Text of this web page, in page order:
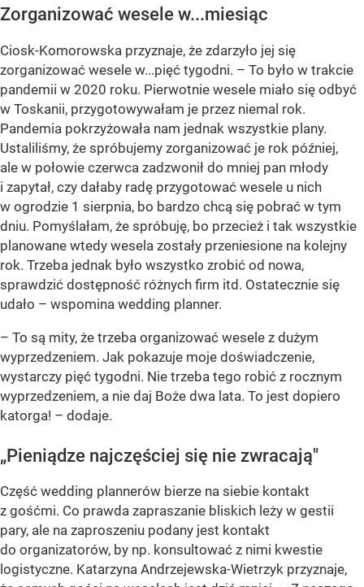
Zorganizować wesele w...miesiąc
Ciosk-Komorowska przyznaje, że zdarzyło jej się
zorganizować wesele w...pięć tygodni. – To było w trakcie
pandemii w 2020 roku. Pierwotnie wesele miało się odbyć
w Toskanii, przygotowywałam je przez niemal rok.
Pandemia pokrzyżowała nam jednak wszystkie plany.
Ustaliliśmy, że spróbujemy zorganizować je rok później,
ale w połowie czerwca zadzwonił do mniej pan młody
i zapytał, czy dałaby radę przygotować wesele u nich
w ogrodzie 1 sierpnia, bo bardzo chcą się pobrać w tym
dniu. Pomyślałam, że spróbuję, bo przecież i tak wszystkie
planowane wtedy wesela zostały przeniesione na kolejny
rok. Trzeba jednak było wszystko zrobić od nowa,
sprawdzić dostępność różnych firm itd. Ostatecznie się
udało – wspomina wedding planner.
– To są mity, że trzeba organizować wesele z dużym
wyprzedzeniem. Jak pokazuje moje doświadczenie,
wystarczy pięć tygodni. Nie trzeba tego robić z rocznym
wyprzedzeniem, a nie daj Boże dwa lata. To jest dopiero
katorga! – dodaje.
„Pieniądze najczęściej się nie zwracają"
Część wedding plannerów bierze na siebie kontakt
z gośćmi. Co prawda zapraszanie bliskich leży w gestii
pary, ale na zaproszeniu podany jest kontakt
do organizatorów, by np. konsultować z nimi kwestie
logistyczne. Katarzyna Andrzejewska-Wietrzyk przyznaje,